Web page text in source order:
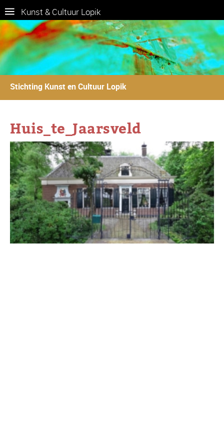
Kunst & Cultuur Lopik
Stichting Kunst en Cultuur Lopik
Huis_te_Jaarsveld